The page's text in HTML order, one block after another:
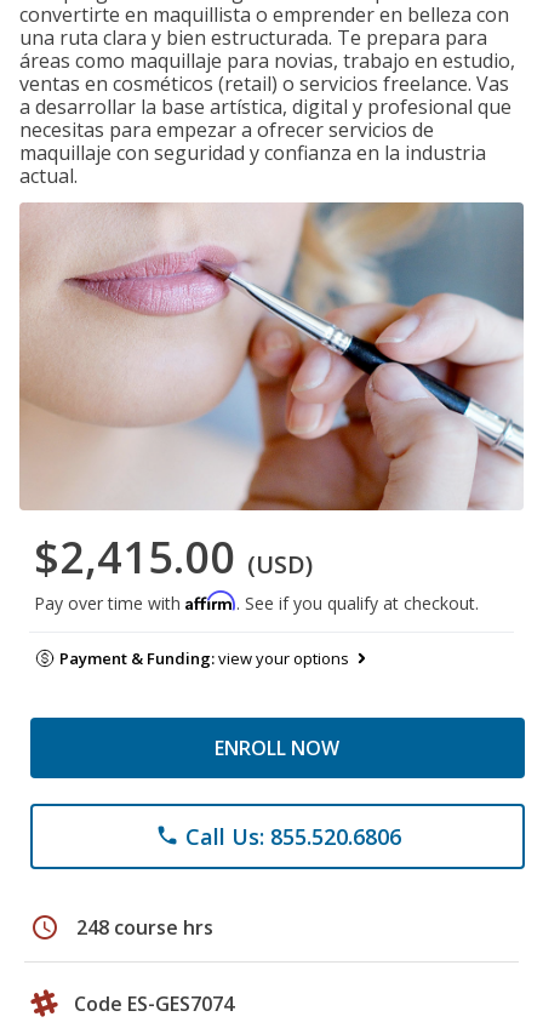
convertirte en maquillista o emprender en belleza con
una ruta clara y bien estructurada. Te prepara para
áreas como maquillaje para novias, trabajo en estudio,
ventas en cosméticos (retail) o servicios freelance. Vas
a desarrollar la base artística, digital y profesional que
necesitas para empezar a ofrecer servicios de
maquillaje con seguridad y confianza en la industria
actual.
$2,415.00 (USD)
Pay over time with Affirm. See if you qualify at checkout.
Payment & Funding:view your options
ENROLL NOW
phone Call Us: 855.520.6806
schedule 248 course hrs
Code ES-GES7074